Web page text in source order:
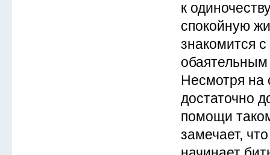
к
спокойную
знакомится
Несмотря на
достаточно
помощи
замечает,